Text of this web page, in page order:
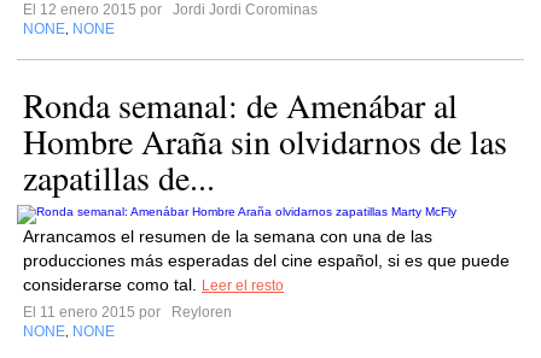
El 12 enero 2015 por
Jordi Jordi Corominas
NONE NONE
Ronda semanal: de Amenábar al
Hombre Araña sin olvidarnos de las
zapatillas de...
Arrancamos el resumen de la semana con una de las
producciones más esperadas del cine español, si es que puede
considerarse como tal.
Leer el resto
El 11 enero 2015 por
Reyloren
NONE NONE